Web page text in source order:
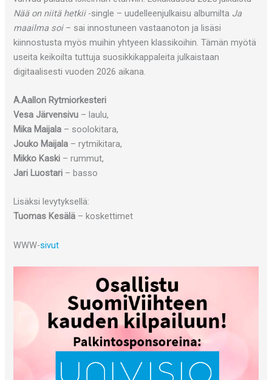
Nää on niitä hetkii-single – uudelleenjulkaisu albumilta Ja
maailma soi– sai innostuneen vastaanoton ja lisäsi
kiinnostusta myös muihin yhtyeen klassikoihin. Tämän myötä
useita keikoilta tuttuja suosikkikappaleita julkaistaan
digitaalisesti vuoden 2026 aikana.
A.Aallon Rytmiorkesteri
Vesa Järvensivu – laulu,
Mika Maijala – soolokitara,
Jouko Maijala – rytmikitara,
Mikko Kaski – rummut,
Jari Luostari – basso
Lisäksi levytyksellä:
Tuomas Kesälä – koskettimet
WWW-sivut